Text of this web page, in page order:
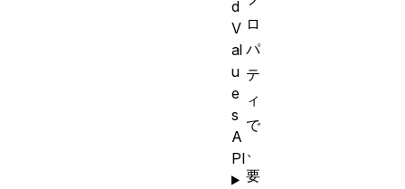
ロ
パ
テ
ィ
で
、
要
d
V
al
u
e
s
A
PI